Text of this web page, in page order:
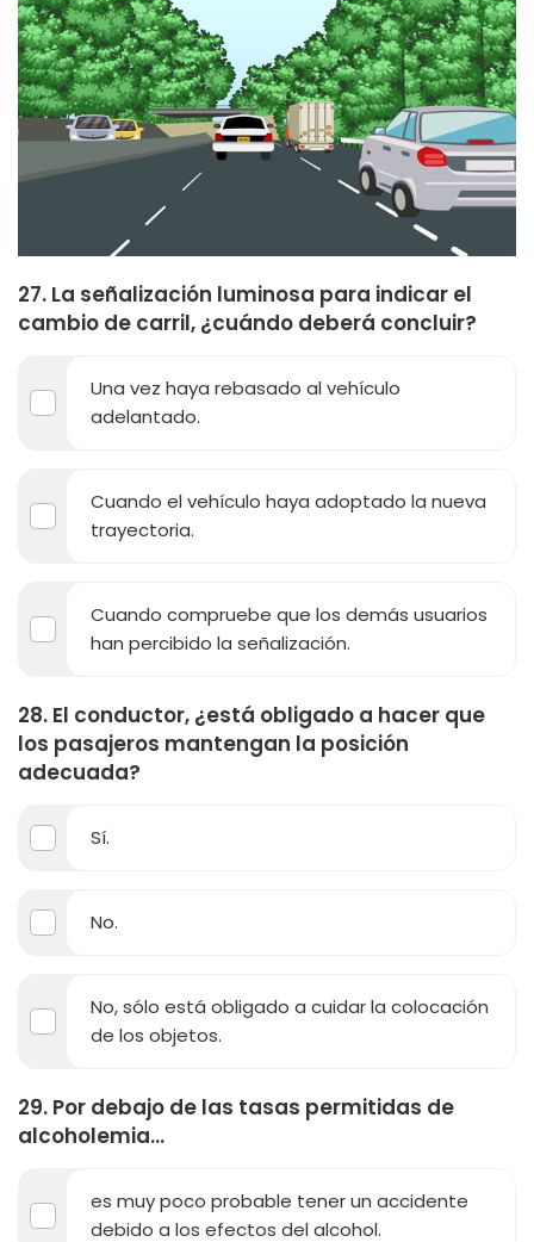
27. La señalización luminosa para indicar el
cambio de carril, ¿cuándo deberá concluir?
Una vez haya rebasado al vehículo
adelantado.
Cuando el vehículo haya adoptado la nueva
trayectoria.
Cuando compruebe que los demás usuarios
han percibido la señalización.
28. El conductor, ¿está obligado a hacer que
los pasajeros mantengan la posición
adecuada?
Sí.
No.
No, sólo está obligado a cuidar la colocación
de los objetos.
29. Por debajo de las tasas permitidas de
alcoholemia...
es muy poco probable tener un accidente
debido a los efectos del alcohol.